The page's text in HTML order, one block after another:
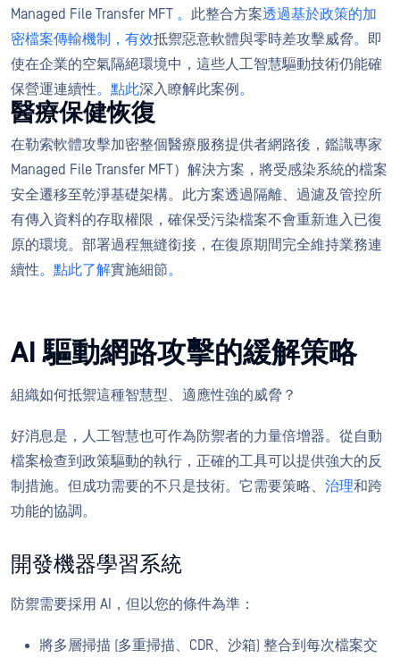
Managed File Transfer MFT 。 此整合方案透過基於政策的加
密檔案傳輸機制，有效抵禦惡意軟體與零時差攻擊威脅。 即
使在企業的空氣隔絕環境中，這些人工智慧驅動技術仍能確
保營運連續性。點此深入瞭解此案例 。
醫療保健恢復
在勒索軟體攻擊加密整個醫療服務提供者網路後，鑑識專家
Managed File Transfer MFT）解決方案，將受感染系統的檔案
安全遷移至乾淨基礎架構。此方案透過隔離、過濾及管控所
有傳入資料的存取權限，確保受污染檔案不會重新進入已復
原的環境。部署過程無縫銜接，在復原期間完全維持業務連
續性。點此了解實施細節。
AI 驅動網路攻擊的緩解策略
組織如何抵禦這種智慧型、適應性強的威脅？
好消息是，人工智慧也可作為防禦者的力量倍增器。從自動
檔案檢查到政策驅動的執行，正確的工具可以提供強大的反
制措施。但成功需要的不只是技術。它需要策略、 治理和跨
功能的協調。
開發機器學習系統
防禦需要採用 AI，但以您的條件為準：
將多層掃描 (多重掃描、CDR、沙箱) 整合到每次檔案交